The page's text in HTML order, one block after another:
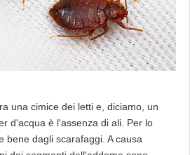
una cimice dei letti e, diciamo, un
d'acqua è l'assenza di ali. Per lo
bene dagli scarafaggi. A causa